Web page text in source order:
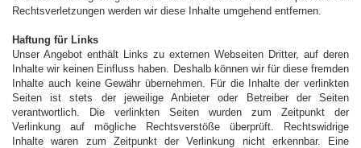
Rechtsverletzungen werden wir diese Inhalte umgehend entfernen.
Haftung für Links
Unser Angebot enthält Links zu externen Webseiten Dritter, auf deren
Inhalte wir keinen Einfluss haben. Deshalb können wir für diese fremden
Inhalte auch keine Gewähr übernehmen. Für die Inhalte der verlinkten
Seiten ist stets der jeweilige Anbieter oder Betreiber der Seiten
verantwortlich. Die verlinkten Seiten wurden zum Zeitpunkt der
Verlinkung auf mögliche Rechtsverstöße überprüft. Rechtswidrige
Inhalte waren zum Zeitpunkt der Verlinkung nicht erkennbar. Eine